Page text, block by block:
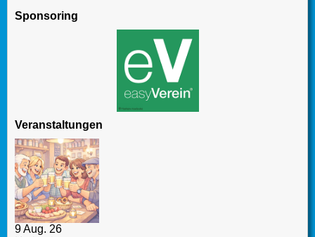
Sponsoring
Veranstaltungen
9 Aug. 26